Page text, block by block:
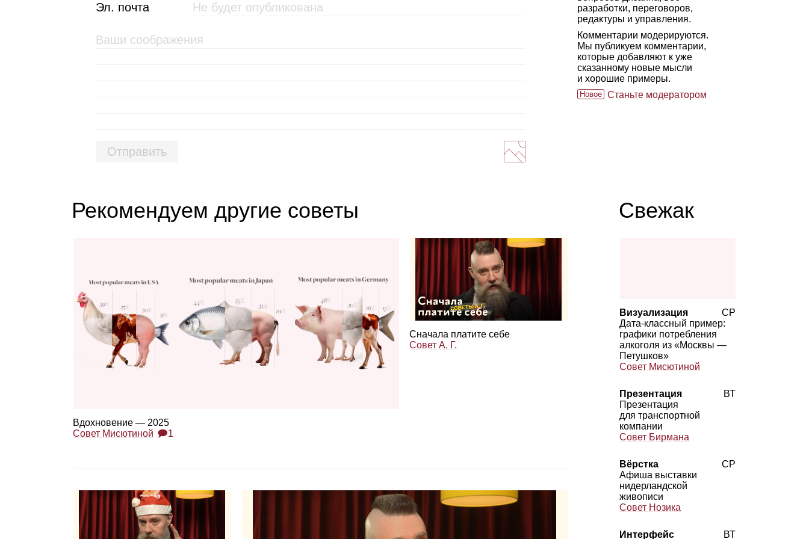
Эл. почта
Отправить
разработки, переговоров,
редактуры и управления.
Комментарии модерируются.
Мы публикуем комментарии,
которые добавляют к уже
сказанному новые мысли
и хорошие примеры.
Новое Станьте модератором
Рекомендуем другие советы
Вдох­но­ве­ние — 2025
Совет Мисютиной 🗩1
Сна­чала пла­тите себе
Совет А. Г.
Свежак
Визуализация
Дата‑классный пример:
графики потребления
алкоголя из «Москвы —
Петушков»
Совет Мисютиной
СР
Презентация
Презентация
для транспортной
компании
Совет Бирмана
ВТ
Вёрстка
Афиша выставки
нидерландской
живописи
Совет Нозика
СР
Интерфейс ВТ